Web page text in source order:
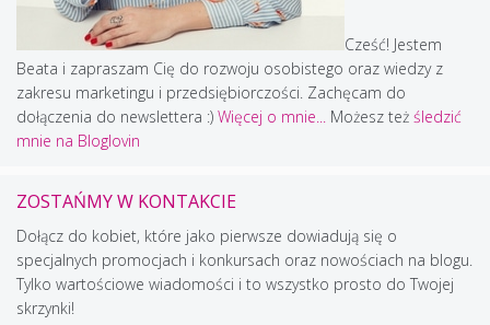
Cześć! Jestem
Beata i zapraszam Cię do rozwoju osobistego oraz wiedzy z
zakresu marketingu i przedsiębiorczości. Zachęcam do
dołączenia do newslettera :) Więcej o mnie... Możesz też śledzić
mnie na Bloglovin
ZOSTAŃMY W KONTAKCIE
Dołącz do kobiet, które jako pierwsze dowiadują się o
specjalnych promocjach i konkursach oraz nowościach na blogu.
Tylko wartościowe wiadomości i to wszystko prosto do Twojej
skrzynki!